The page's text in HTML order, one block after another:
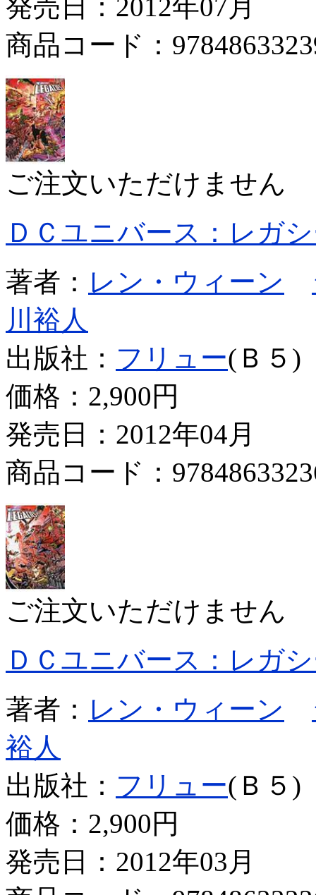
発売日：2012年07月
商品コード：
ご注文いただけません
ＤＣユニバース：レガ
著者： レン・ウィーン
川裕人
出版社： フリュー(Ｂ５)
価格： 2,900円
発売日：2012年04月
商品コード：
ご注文いただけません
ＤＣユニバース：レガ
著者： レン・ウィーン
裕人
出版社： フリュー(Ｂ５)
価格： 2,900円
発売日：2012年03月